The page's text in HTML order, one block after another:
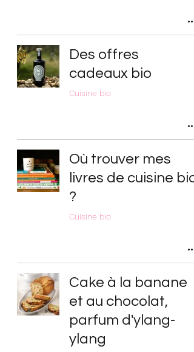
Des offres
cadeaux bio
Cuisine bio
Où trouver mes
livres de cuisine bio
?
Cuisine bio
Cake à la banane
et au chocolat,
parfum d'ylang-
ylang